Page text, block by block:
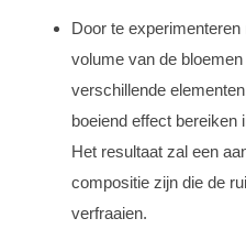
Door te
volume van de
verschillende
boeiend effect bereiken
Het resultaat zal een
compositie zijn die de
verfraaien.